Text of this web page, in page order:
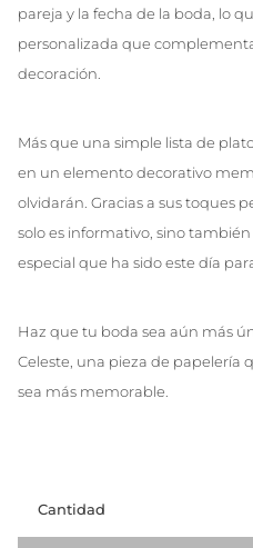
pareja y la fecha de la boda, lo
personalizada que
decoración.
Más que una simple lista de
en un elemento decorativo
olvidarán. Gracias a sus toques
solo es informativo, sino
especial que ha sido este día
Haz que tu boda sea aún más
Celeste, una pieza de papelería
sea más memorable.
Cantidad